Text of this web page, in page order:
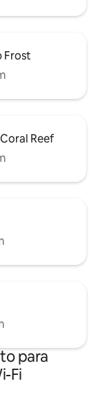
Frost
Reef
para
Fi